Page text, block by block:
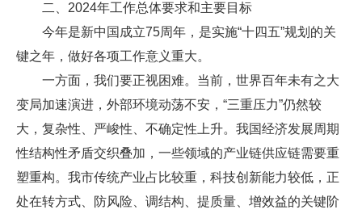
二、2024年工作总体要求和主要目标
今年是新中国成立75周年，是实施“十四五”规划的关
键之年，做好各项工作意义重大。
一方面，我们要正视困难。当前，世界百年未有之大
变局加速演进，外部环境动荡不安，“三重压力”仍然较
大，复杂性、严峻性、不确定性上升。我国经济发展周期
性结构性矛盾交织叠加，一些领域的产业链供应链需要重
塑重构。我市传统产业占比较重，科技创新能力较低，正
处在转方式、防风险、调结构、提质量、增效益的关键阶